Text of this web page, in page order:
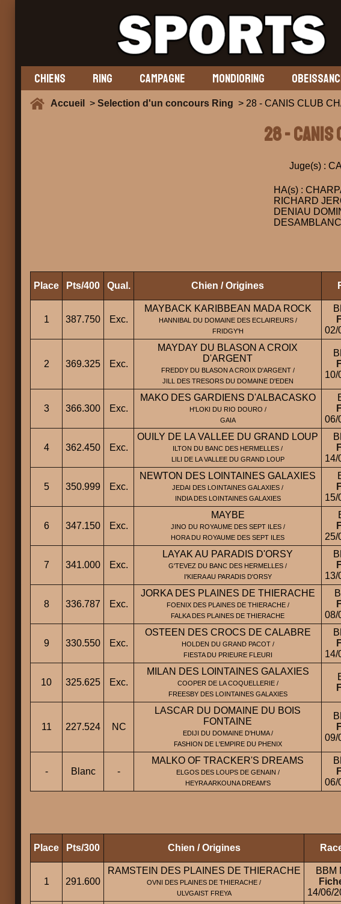
CHIENS RING CAMPAGNE MONDIORING
Accueil > Selection d'un concours Ring > 28 - CANIS CLUB
28 - CANIS
Juge(s) :
HA(s) :
RICHARD
DENIAU
Place Pts/400 Qual. Chien / Origines
1 387.750 Exc.
MAYBACK KARIBBEAN MADA ROCK
HANNIBAL DU DOMAINE DES ECLAIREURS /
FRIDGY'H
02/
2 369.325 Exc.
MAYDAY DU BLASON A CROIX
D'ARGENT
FREDDY DU BLASON A CROIX D'ARGENT /
JILL DES TRESORS DU DOMAINE D'EDEN
10/
3 366.300 Exc.
MAKO DES GARDIENS D'ALBACASKO
H'LOKI DU RIO DOURO /
GAIA
06/
4 362.450 Exc.
OUILY DE LA VALLEE DU GRAND LOUP
ILTON DU BANC DES HERMELLES /
LILI DE LA VALLEE DU GRAND LOUP
14/
5 350.999 Exc.
NEWTON DES LOINTAINES GALAXIES
JEDAI DES LOINTAINES GALAXIES /
INDIA DES LOINTAINES GALAXIES
15/
6 347.150 Exc.
MAYBE
JINO DU ROYAUME DES SEPT ILES /
HORA DU ROYAUME DES SEPT ILES
25/
7 341.000 Exc.
LAYAK AU PARADIS D'ORSY
G'TEVEZ DU BANC DES HERMELLES /
I'KIERA AU PARADIS D'ORSY
13/
8 336.787 Exc.
JORKA DES PLAINES DE THIERACHE
FOENIX DES PLAINES DE THIERACHE /
FALKA DES PLAINES DE THIERACHE
08/
9 330.550 Exc.
OSTEEN DES CROCS DE CALABRE
HOLDEN DU GRAND PACOT /
FIESTA DU PRIEURE FLEURI
14/
10 325.625 Exc.
MILAN DES LOINTAINES GALAXIES
COOPER DE LA COQUELLERIE /
FREESBY DES LOINTAINES GALAXIES
11 227.524 NC
LASCAR DU DOMAINE DU BOIS
FONTAINE
EDIJI DU DOMAINE D'HUMA /
FASHION DE L'EMPIRE DU PHENIX
09/
- Blanc -
MALKO OF TRACKER'S DREAMS
ELGOS DES LOUPS DE GENAIN /
HEYRA ARKOUNA DREAM'S
06/
Place Pts/300 Chien / Origines
1 291.600
RAMSTEIN DES PLAINES DE THIERACHE
OVNI DES PLAINES DE THIERACHE /
ULVGAIST FREYA
BBM
14/06/